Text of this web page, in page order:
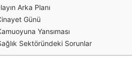
Arka Planı
Günü
Yansıması
Sektöründeki Sorunlar